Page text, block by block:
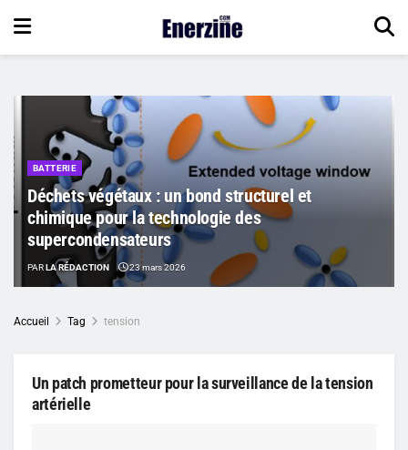
BATTERIE
Déchets végétaux : un bond structurel et
chimique pour la technologie des
supercondensateurs
PARLA RÉDACTION 23 mars 2026
Accueil Tag tension
Un patch prometteur pour la surveillance de la tension
artérielle